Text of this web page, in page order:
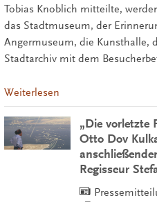
Tobias Knoblich mitteilte,
das Stadtmuseum, der
Angermuseum, die Kunsthalle,
Stadtarchiv mit dem
Weiterlesen
„Die vorletzte
Otto Dov
Regisseur